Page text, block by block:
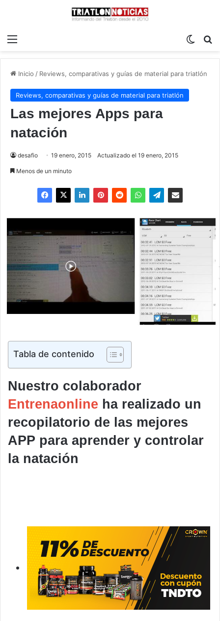
Inicio / Reviews, comparativas y guías de material para triatlón
Reviews, comparativas y guías de material para triatlón
Las mejores Apps para
natación
desafio 19 enero, 2015 Actualizado el 19 enero, 2015
Menos de un minuto
Tabla de contenido
Nuestro colaborador
Entrenaonline ha realizado un
recopilatorio de las mejores
APP para aprender y controlar
la natación